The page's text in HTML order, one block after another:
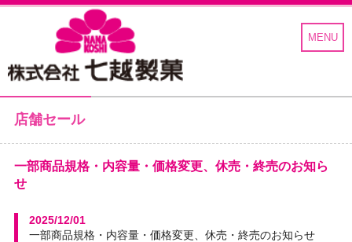
七越製菓
MENU
店舗セール
一部商品規格・内容量・価格変更、休売・終売のお知ら
せ
2025/12/01
一部商品規格・内容量・価格変更、休売・終売のお知らせ